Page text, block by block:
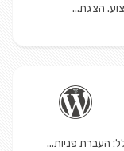
הצגת...
העברת פניות...